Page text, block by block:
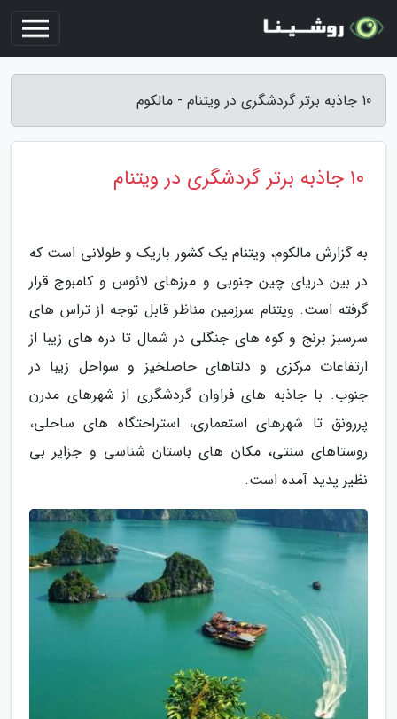
10 جاذبه برتر گردشگری در ویتنام - مالکوم
10 جاذبه برتر گردشگری در ویتنام
به گزارش مالکوم، ویتنام یک کشور باریک و طولانی است که
در بین دریای چین جنوبی و مرزهای لائوس و کامبوج قرار
گرفته است. ویتنام سرزمین مناظر قابل توجه از تراس های
سرسبز برنج و کوه های جنگلی در شمال تا دره های زیبا از
ارتفاعات مرکزی و دلتاهای حاصلخیز و سواحل زیبا در
جنوب. با جاذبه های فراوان گردشگری از شهرهای مدرن
پررونق تا شهرهای استعماری، استراحتگاه های ساحلی،
روستاهای سنتی، مکان های باستان شناسی و جزایر بی
نظیر پدید آمده است.